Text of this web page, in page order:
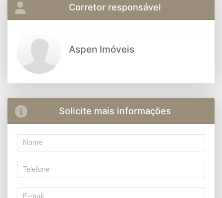
Corretor responsável
Aspen Imóveis
Solicite mais informações